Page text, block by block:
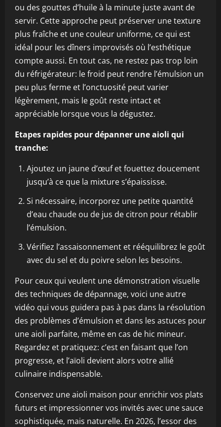
ou des gouttes d’huile à la minute juste avant de
servir. Cette approche peut préserver une texture
plus fraîche et une couleur uniforme, ce qui est
idéal pour les dîners improvisés où l’esthétique
compte aussi. En tout cas, ne restez pas trop loin
du réfrigérateur: le froid peut rendre l’émulsion un
peu plus ferme et l’onctuosité peut varier
légèrement, mais le goût reste intact et
appréciable lorsque vous la dégustez.
Etapes rapides pour dépanner une aioli qui
tranche:
Ajoutez un jaune d’œuf et fouettez doucement
jusqu’à ce que la mixture s’épaississe.
Si nécessaire, incorporez une petite quantité
d’eau chaude ou de jus de citron pour rétablir
l’émulsion.
Vérifiez l’assaisonnement et rééquilibrez le goût
avec du sel et du poivre selon les besoins.
Pour ceux qui veulent une démonstration visuelle
des techniques de dépannage, voici une autre
vidéo qui vous guidera pas à pas dans la résolution
des problèmes d’émulsion et dans les astuces pour
une aioli parfaite, même en cas de hic mineur.
Regardez et pratiquez: c’est en faisant que l’on
progresse, et l’aïoli devient alors votre allié
culinaire indispensable.
Conservez une aioli maison pour enrichir vos plats
futurs et impressionner vos invités avec une sauce
sophistiquée, mais naturelle. En 2026, l’essor des